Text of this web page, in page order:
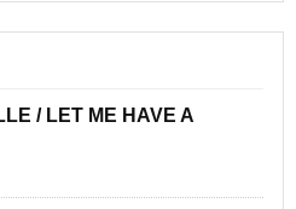
/ LET ME HAVE A